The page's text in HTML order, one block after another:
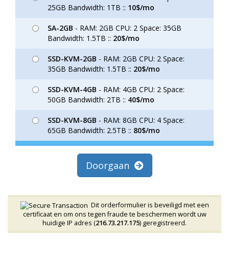
25GB Bandwidth: 1TB :: 10$/mo
SA-2GB - RAM: 2GB CPU: 2 Space: 35GB
Bandwidth: 1.5TB :: 20$/mo
SSD-KVM-2GB - RAM: 2GB CPU: 2 Space:
35GB Bandwidth: 1.5TB :: 20$/mo
SSD-KVM-4GB - RAM: 4GB CPU: 2 Space:
50GB Bandwidth: 2TB :: 40$/mo
SSD-KVM-8GB - RAM: 8GB CPU: 4 Space:
65GB Bandwidth: 2.5TB :: 80$/mo
Doorgaan
Dit orderformulier is beveiligd met een
certificaat en om ons tegen fraude te beschermen wordt uw
huidige IP adres (216.73.217.175) geregistreerd.